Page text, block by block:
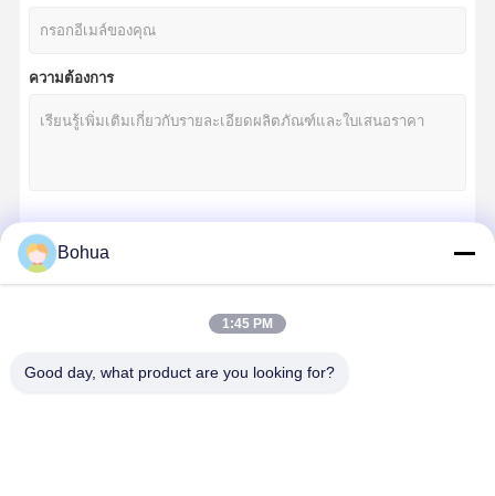
น้ําอาบน้ําฉุกเฉิน และ น้ําล้างตา
น้ำยาล้างตาน้ำนิรภัย
สถานีล้างตาบนโต๊ะ
เครื่องทำความร้อนไฟฟ้าล้างตา
ความต้องการ
Bohua
1:45 PM
Good day, what product are you looking for?